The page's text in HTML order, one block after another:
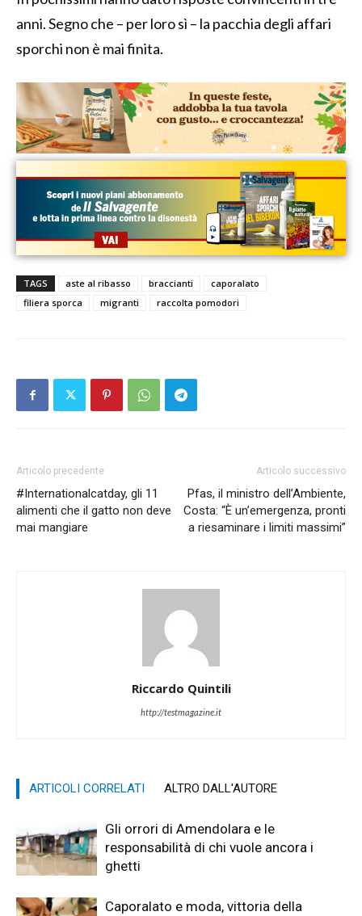
anni. Segno che – per loro sì – la pacchia degli affari
sporchi non è mai finita.
TAGS aste al ribasso braccianti
caporalato
filiera sporca
migranti raccolta pomodori
Articolo precedente
#Internationalcatday, gli 11
alimenti che il gatto non deve
mai mangiare
Articolo successivo
Pfas, il ministro dell’Ambiente,
Costa: “È un’emergenza, pronti
a riesaminare i limiti massimi”
Riccardo Quintili
http://testmagazine.it
ARTICOLI CORRELATI ALTRO DALL'AUTORE
Gli orrori di Amendolara e le
responsabilità di chi vuole ancora i
ghetti
Caporalato e moda, vittoria della